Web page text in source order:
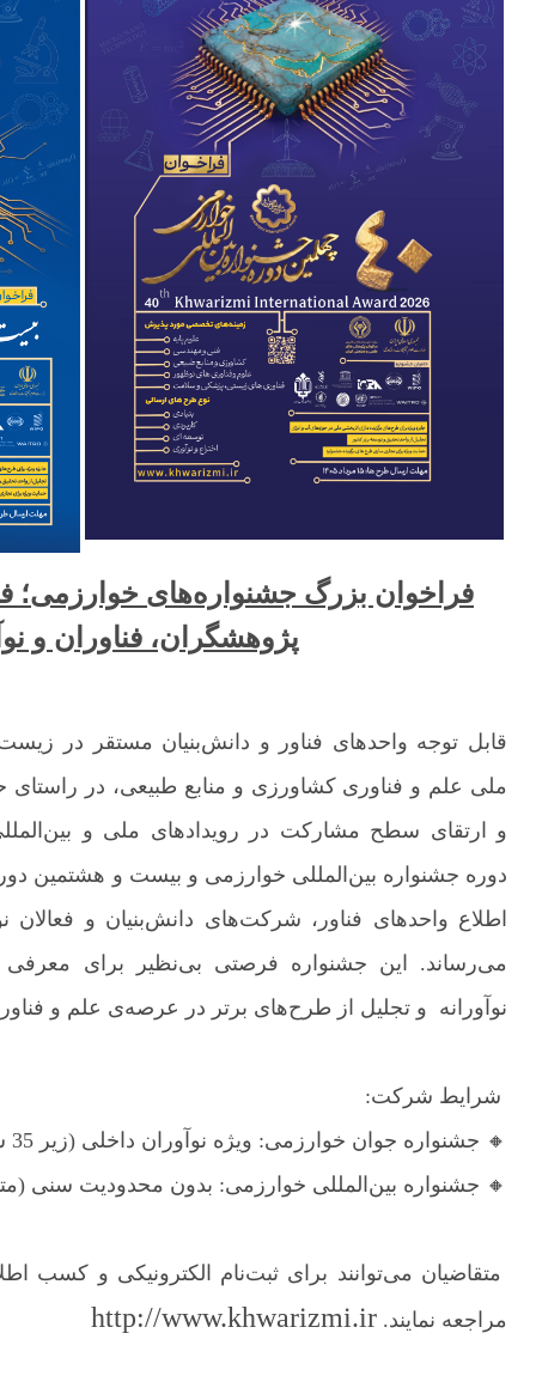
فراخوان بزرگ جشنواره‌های
پژوهشگران، فناوران و
قابل توجه واحدهای فناور و دانش‌بنیان مستقر در
ملی علم و فناوری کشاورزی و منابع طبیعی، در راستای
و ارتقای سطح مشارکت در رویدادهای ملی و
دوره جشنواره بین‌المللی خوارزمی و بیست و هشتمین
اطلاع واحدهای فناور، شرکت‌های دانش‌بنیان و
می‌رساند. این جشنواره فرصتی بی‌نظیر برای معرفی
نوآورانه و تجلیل از طرح‌های برتر در عرصه‌ی علم و
شرایط شرکت:
🔸 جشنواره جوان خوارزمی: ویژه نوآوران داخلی (زیر 35 سال)
🔸 جشنواره بین‌المللی خوارزمی: بدون محدودیت سنی
متقاضیان می‌توانند برای ثبت‌نام الکترونیکی و کسب
مراجعه نمایند. http://www.khwarizmi.ir